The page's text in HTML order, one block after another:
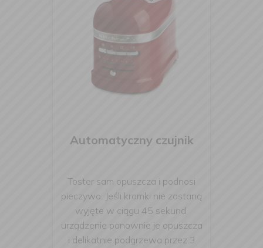
Automatyczny czujnik
Toster sam opuszcza i podnosi
pieczywo. Jeśli kromki nie zostaną
wyjęte w ciągu 45 sekund,
urządzenie ponownie je opuszcza
i delikatnie podgrzewa przez 3